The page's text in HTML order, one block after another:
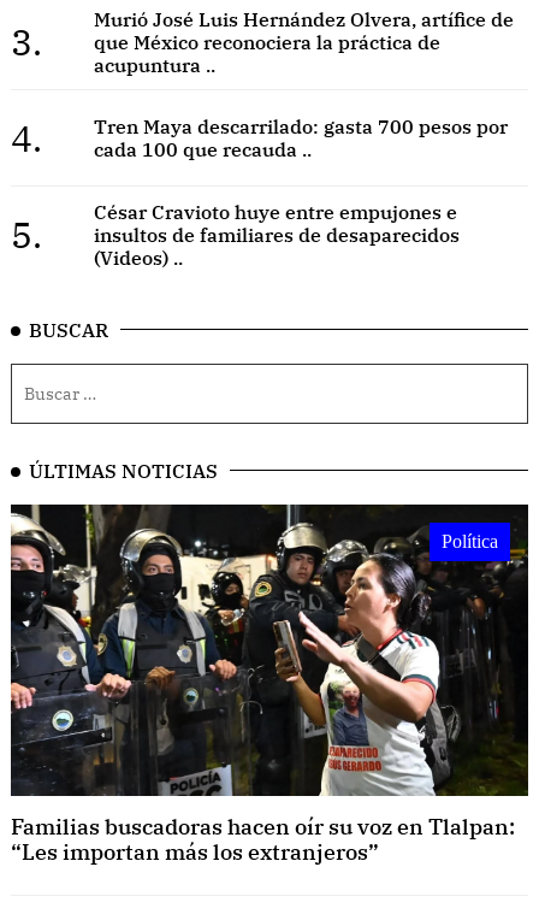
3.
Murió José Luis Hernández Olvera, artífice de
que México reconociera la práctica de
acupuntura ..
4.
Tren Maya descarrilado: gasta 700 pesos por
cada 100 que recauda ..
5.
César Cravioto huye entre empujones e
insultos de familiares de desaparecidos
(Videos) ..
BUSCAR
ÚLTIMAS NOTICIAS
Política
Familias buscadoras hacen oír su voz en Tlalpan:
“Les importan más los extranjeros”